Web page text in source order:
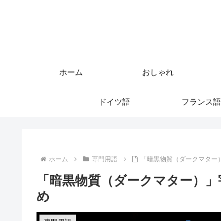
ホーム おしゃれ
ドイツ語 フランス語
ホーム 専門用語 「暗黒物質（ダークマタ
「暗黒物質（ダークマター）
め